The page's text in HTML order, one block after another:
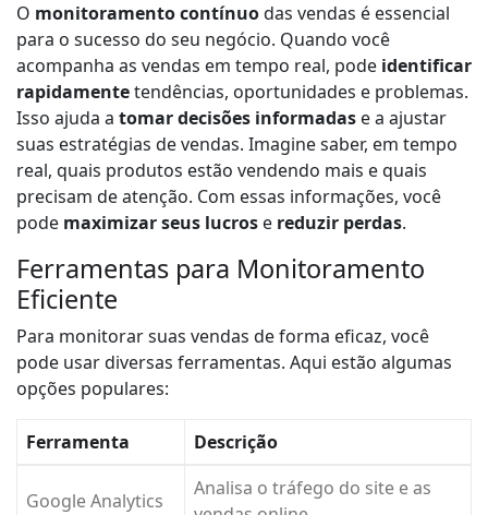
O monitoramento contínuodas vendas é essencial
para o sucesso do seu negócio. Quando você
acompanha as vendas em tempo real, pode identificar
rapidamentetendências, oportunidades e problemas.
Isso ajuda a tomar decisões informadas e a ajustar
suas estratégias de vendas. Imagine saber, em tempo
real, quais produtos estão vendendo mais e quais
precisam de atenção. Com essas informações, você
pode maximizar seus lucros e reduzir perdas.
Ferramentas para Monitoramento
Eficiente
Para monitorar suas vendas de forma eficaz, você
pode usar diversas ferramentas. Aqui estão algumas
opções populares:
Ferramenta Descrição
Google Analytics
Analisa o tráfego do site e as